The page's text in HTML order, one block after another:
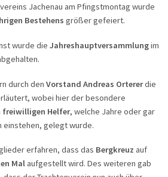
Jachenau am Pfingstmontag wurde
Bestehens größer gefeiert.
wurde die Jahreshauptversammlungim
durch den Vorstand Andreas Ortererdie
wobei hier der besondere
freiwilligen Helfer, welche Jahre oder gar
einstehen, gelegt wurde.
erfahren, dass das Bergkreuz auf
Malaufgestellt wird. Des weiteren gab